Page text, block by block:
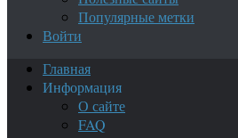
Популярные метки
Войти
Главная
Информация
О сайте
FAQ